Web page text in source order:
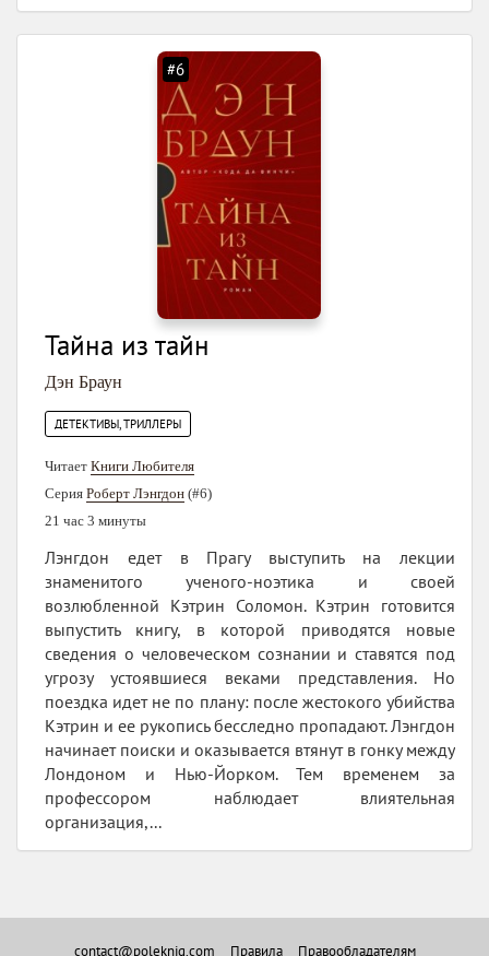
#6
Тайна из тайн
Дэн Браун
ДЕТЕКТИВЫ, ТРИЛЛЕРЫ
Читает Книги Любителя
Серия Роберт Лэнгдон (#6)
21 час 3 минуты
Лэнгдон едет в Прагу выступить на лекции
знаменитого ученого‑ноэтика и своей
возлюбленной Кэтрин Соломон. Кэтрин готовится
выпустить книгу, в которой приводятся новые
сведения о человеческом сознании и ставятся под
угрозу устоявшиеся веками представления. Но
поездка идет не по плану: после жестокого убийства
Кэтрин и ее рукопись бесследно пропадают. Лэнгдон
начинает поиски и оказывается втянут в гонку между
Лондоном и Нью‑Йорком. Тем временем за
профессором наблюдает влиятельная
организация,...
contact@poleknig.com Правила Правообладателям